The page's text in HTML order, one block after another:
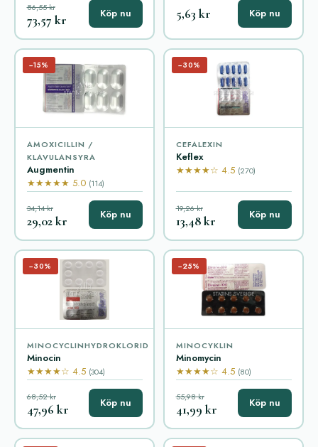
86,55 kr
73,57 kr Köp nu 5,63 kr Köp nu
−15%
AMOXICILLIN /
KLAVULANSYRA
Augmentin
★★★★★ 5.0 (114)
34,14 kr
29,02 kr Köp nu
−30%
CEFALEXIN
Keflex
★★★★☆ 4.5 (270)
19,26 kr
13,48 kr Köp nu
−30%
MINOCYCLINHYDROKLORID
Minocin
★★★★☆ 4.5 (304)
68,52 kr
47,96 kr Köp nu
−25%
MINOCYKLIN
Minomycin
★★★★☆ 4.5 (80)
55,98 kr
41,99 kr Köp nu